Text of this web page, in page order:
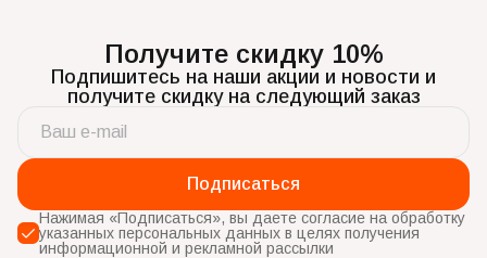
Получите скидку 10%
Подпишитесь на наши акции и новости и
получите скидку на следующий заказ
Подписаться
Нажимая «Подписаться», вы даете согласие на обработку
указанных персональных данных в целях получения
информационной и рекламной рассылки